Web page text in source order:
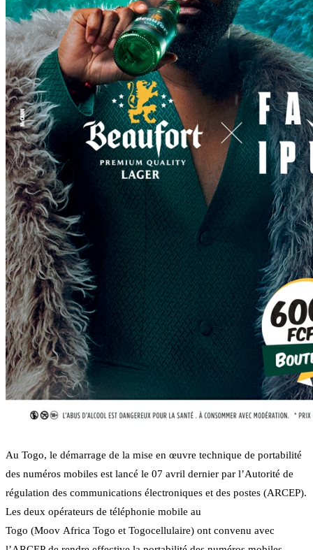
Au Togo, le démarrage de la mise en œuvre technique de portabilité
des numéros mobiles est lancé le 07 avril dernier par l’Autorité de
régulation des communications électroniques et des postes (ARCEP).
Les deux opérateurs de téléphonie mobile au
Togo (Moov Africa Togo et Togocellulaire) ont convenu avec